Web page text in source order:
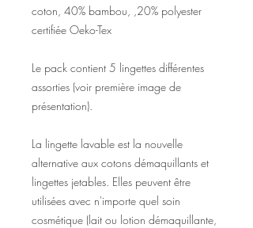
coton, 40% bambou, ,20% polyester
certifiée Oeko-Tex
Le pack contient 5 lingettes différentes
assorties (voir première image de
présentation).
La lingette lavable est la nouvelle
alternative aux cotons démaquillants et
lingettes jetables. Elles peuvent être
utilisées avec n'importe quel soin
cosmétique (lait ou lotion démaquillante,